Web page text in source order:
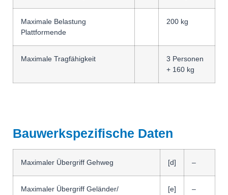
Maximale Belastung
Plattformende
200 kg
Maximale Tragfähigkeit
3 Personen
+ 160 kg
Bauwerkspezifische Daten
Maximaler Übergriff Gehweg [d] –
Maximaler Übergriff Geländer/
[e] –